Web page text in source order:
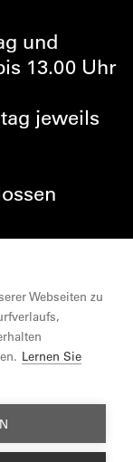
For
und
13.00 Uhr
jeweils
Webseiten zu
Lernen Sie